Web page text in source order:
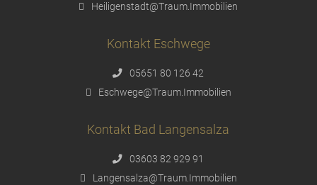
Heiligenstadt@Traum.Immobilien
Kontakt Eschwege
05651 80 126 42
Eschwege@Traum.Immobilien
Kontakt Bad Langensalza
03603 82 929 91
Langensalza@Traum.Immobilien